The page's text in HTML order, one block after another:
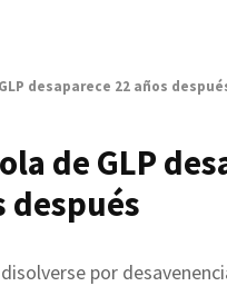
desaparece 22 años
de GLP
después
por